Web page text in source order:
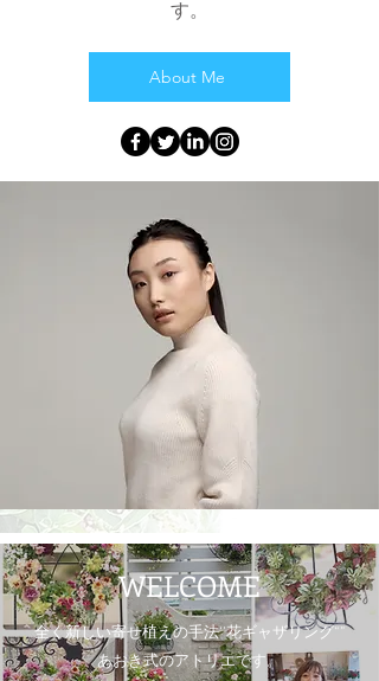
す。
About Me
WELCOME
全く新しい寄せ植えの手法‘’花ギャザリング“”
​あおき式のアトリエです。